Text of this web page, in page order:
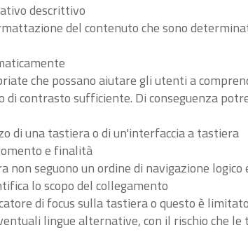
descrittivo
del contenuto che sono
che possano aiutare gli utenti a
contrasto sufficiente. Di conseguenza
di una tastiera o di un'interfaccia a tastiera
e finalità
seguono un ordine di navigazione logico
lo scopo del collegamento
di focus sulla tastiera o questo è
lingue alternative, con il rischio che le